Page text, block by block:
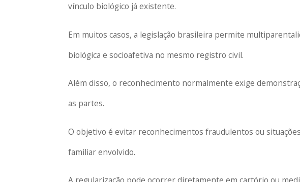
vínculo biológico já existente.
Em muitos casos, a legislação brasileira permite
biológica e socioafetiva no mesmo registro civil.
Além disso, o reconhecimento normalmente exige
as partes.
O objetivo é evitar reconhecimentos fraudulentos ou
familiar envolvido.